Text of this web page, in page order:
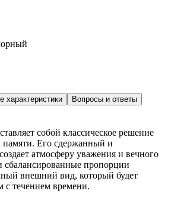
характеристики
Вопросы и ответы
собой классическое решение
памяти. Его сдержанный и
атмосферу уважения и вечного
сбалансированные пропорции
внешний вид, который будет
с течением времени.